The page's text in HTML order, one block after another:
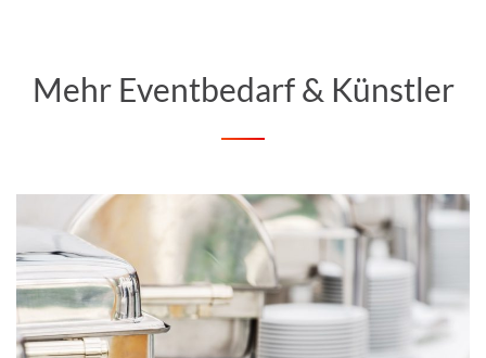
Mehr Eventbedarf & Künstler